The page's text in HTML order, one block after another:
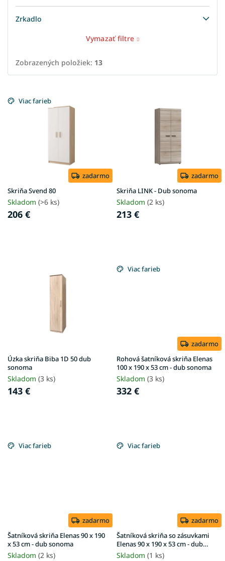
Zrkadlo
Vymazať filtre
Zobrazených položiek: 13
ý
u
k
t
o
Viac farieb
zadarmo
Skriňa Svend 80
Skladom (>6 ks)
206 €
zadarmo
Skriňa LINK - Dub sonoma
Skladom (2 ks)
213 €
Úzka skriňa Biba 1D 50 dub
sonoma
Skladom (3 ks)
143 €
Viac farieb
zadarmo
Rohová šatníková skriňa Elenas
100 x 190 x 53 cm - dub sonoma
Skladom (3 ks)
332 €
Viac farieb
zadarmo
Šatníková skriňa Elenas 90 x 190
x 53 cm - dub sonoma
Skladom (2 ks)
Viac farieb
zadarmo
Šatníková skriňa so zásuvkami
Elenas 90 x 190 x 53 cm - dub
sonoma
Skladom (1 ks)